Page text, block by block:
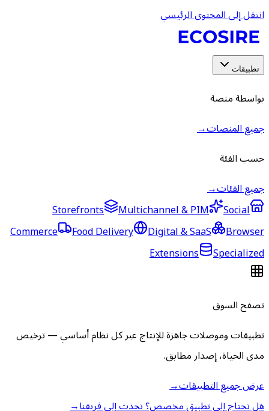
انتقل إلى المحتوى الرئيسي
تطبيقات
بواسطة منصة
جميع المنصات→
حسب الفئة
جميع الفئات→
Storefronts
Multichannel & PIM
Social
Commerce
Food Delivery Digital & SaaS
Browser
Extensions
Specialized
تصفح السوق
تطبيقات وموصلات جاهزة للإنتاج عبر كل نظام أساسي — ترخيص
مدى الحياة، إصدار مطابق.
عرض جميع التطبيقات→
هل تحتاج إلى تطبيق مخصص؟ تحدث إلى فريقنا→